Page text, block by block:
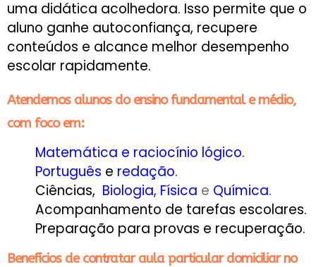
uma didática acolhedora. Isso permite que o
aluno ganhe autoconfiança, recupere
conteúdos e alcance melhor desempenho
escolar rapidamente.
Atendemos alunos do ensino fundamental e médio,
com foco em:
Matemática e raciocínio lógico.
Português e redação.
Ciências, Biologia, Física e Química.
Acompanhamento de tarefas escolares.
Preparação para provas e recuperação.
Benefícios de contratar aula particular domiciliar no